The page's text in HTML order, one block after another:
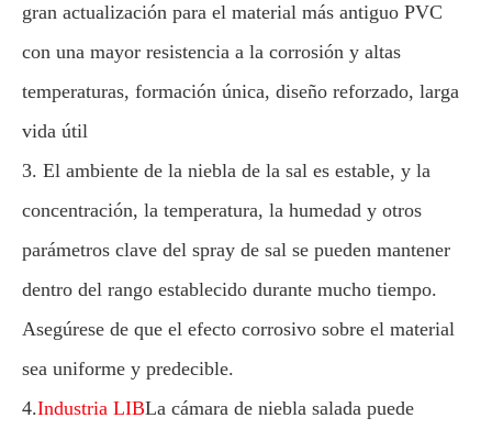
gran actualización para el material más antiguo PVC
con una mayor resistencia a la corrosión y altas
temperaturas, formación única, diseño reforzado, larga
vida útil
3. El ambiente de la niebla de la sal es estable, y la
concentración, la temperatura, la humedad y otros
parámetros clave del spray de sal se pueden mantener
dentro del rango establecido durante mucho tiempo.
Asegúrese de que el efecto corrosivo sobre el material
sea uniforme y predecible.
4.Industria LIBLa cámara de niebla salada puede